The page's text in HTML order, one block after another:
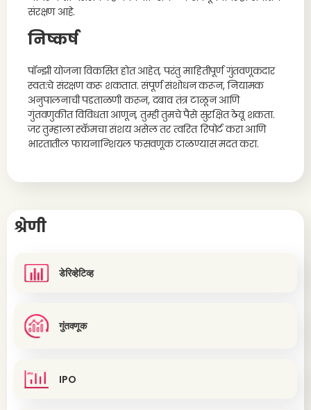
संरक्षण आहे.
निष्कर्ष
पॉन्झी योजना विकसित होत आहेत, परंतु माहितीपूर्ण गुंतवणूकदार
स्वत:चे संरक्षण करू शकतात. संपूर्ण संशोधन करून, नियामक
अनुपालनाची पडताळणी करून, दबाव तंत्र टाळून आणि
गुंतवणुकीत विविधता आणून, तुम्ही तुमचे पैसे सुरक्षित ठेवू शकता.
जर तुम्हाला स्कॅमचा संशय असेल तर त्वरित रिपोर्ट करा आणि
भारतातील फायनान्शियल फसवणूक टाळण्यास मदत करा.
श्रेणी
डेरिव्हेटिव्ह
गुंतवणूक
IPO